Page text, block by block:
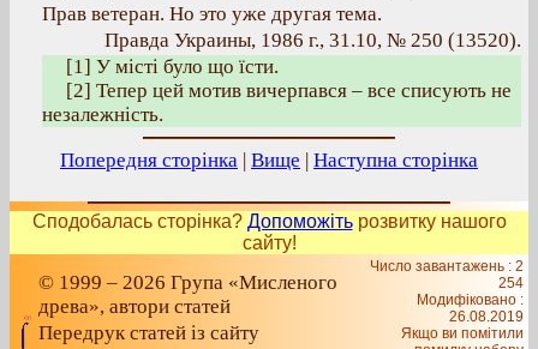
Прав ветеран. Но это уже другая тема.
Правда Украины, 1986 г., 31.10, № 250 (13520).
[1] У місті було що їсти.
[2] Тепер цей мотив вичерпався – все списують не
незалежність.
Попередня сторінка | Вище | Наступна сторінка
Сподобалась сторінка? Допоможітьрозвитку нашого
сайту!
© 1999 – 2026 Група «Мисленого
древа», автори статей
Передрук статей із сайту
Число завантажень : 2
254
Модифіковано :
26.08.2019
Якщо ви помітили